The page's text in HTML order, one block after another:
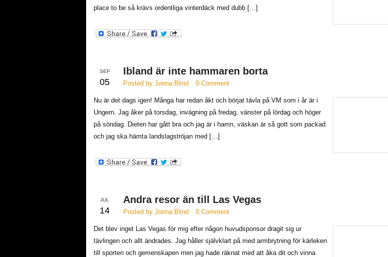
place to be så krävs ordentliga vinterdäck med dubb […]
SEP
05
Ibland är inte hammaren borta
Posted by Jonna Blind 0 Comment
Nu är det dags igen! Många har redan åkt och börjat tävla på VM som i år är i
Ungern. Jag åker på torsdag, invägning på fredag, vänster på lördag och höger
på söndag. Dieten har gått bra och jag är i hamn, väskan är så gott som packad
och jag ska hämta landslagströjan med […]
JUL
14
Andra resor än till Las Vegas
Posted by Jonna Blind 0 Comment
Det blev inget Las Vegas för mig efter någon huvudsponsor dragit sig ur
tävlingen och allt ändrades. Jag håller självklart på med armbrytning för kärleken
till sporten och gemenskapen men jag hade räknat med att åka dit och vinna